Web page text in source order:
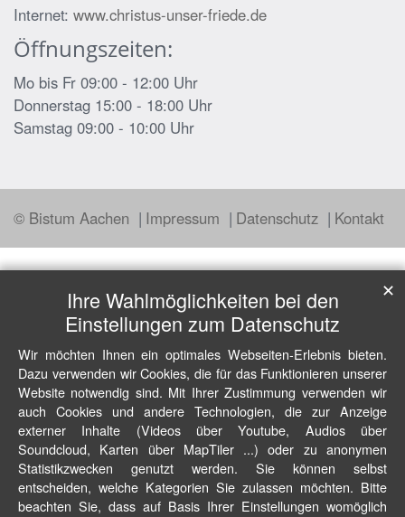
Internet: www.christus-unser-friede.de
Öffnungszeiten:
Mo bis Fr 09:00 - 12:00 Uhr
Donnerstag 15:00 - 18:00 Uhr
Samstag 09:00 - 10:00 Uhr
© Bistum Aachen Impressum Datenschutz Kontakt
Ihre Wahlmöglichkeiten bei den
Einstellungen zum Datenschutz
Wir möchten Ihnen ein optimales Webseiten-Erlebnis bieten.
Dazu verwenden wir Cookies, die für das Funktionieren unserer
Website notwendig sind. Mit Ihrer Zustimmung verwenden wir
auch Cookies und andere Technologien, die zur Anzeige
externer Inhalte (Videos über Youtube, Audios über
Soundcloud, Karten über MapTiler ...) oder zu anonymen
Statistikzwecken genutzt werden. Sie können selbst
entscheiden, welche Kategorien Sie zulassen möchten. Bitte
beachten Sie, dass auf Basis Ihrer Einstellungen womöglich
✕